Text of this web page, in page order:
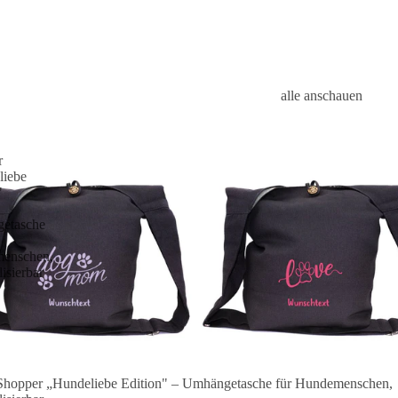
alle anschauen
🐾
„Hundeliebe Edition" – Umhängetasche für Hundemenschen,